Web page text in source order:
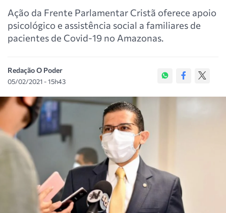
Ação da Frente Parlamentar Cristã oferece apoio
psicológico e assistência social a familiares de
pacientes de Covid-19 no Amazonas.
Redação O Poder
05/02/2021 - 15h43